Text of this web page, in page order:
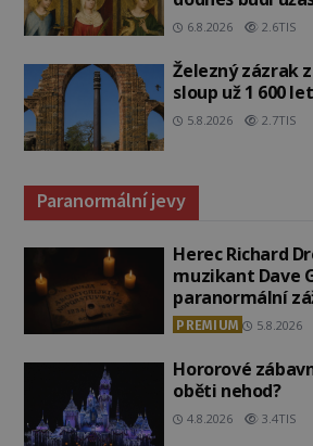
6.8.2026 2.6TIS
Železný zázrak
sloup už 1 600
5.8.2026 2.7TIS
Paranormální jevy
Herec Richard
muzikant Dave
paranormální
PREMIUM 5.8.2026
Hororové
oběti nehod?
4.8.2026 3.4TIS